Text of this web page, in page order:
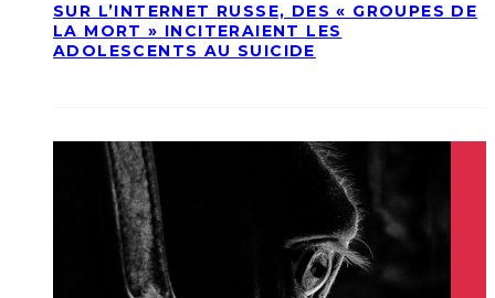
SUR L’INTERNET RUSSE, DES « GROUPES DE
LA MORT » INCITERAIENT LES
ADOLESCENTS AU SUICIDE